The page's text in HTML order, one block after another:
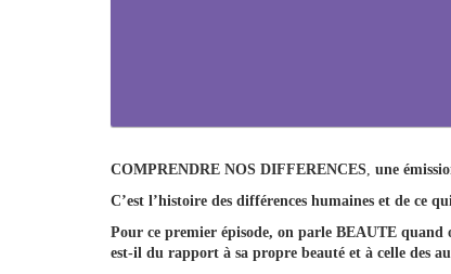
COMPRENDRE NOS DIFFERENCES une
C’est l’histoire des différences humaines et de ce
Pour ce premier épisode, on parle BEAUTE
est-il du rapport à sa propre beauté et à celle des